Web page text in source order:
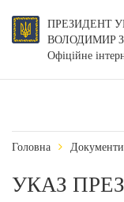
ПРЕЗИДЕНТ
ВОЛОДИМИР
Офіційне
Головна Документи
УКАЗ